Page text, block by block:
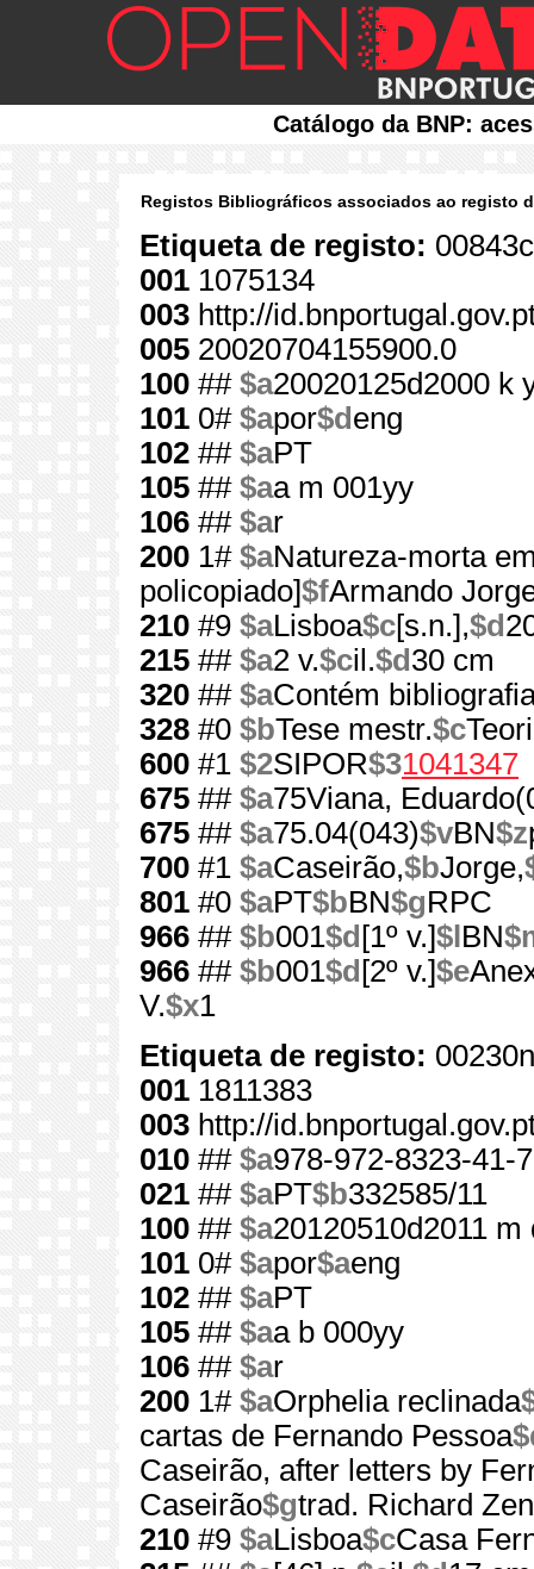
Catálogo da BNP:
Registos Bibliográficos associados ao registo
Etiqueta de registo:
001 1075134
003 http://
005 20020704155900.0
100 ## $a20020125d2000 k
101 0# $apor$d eng
102 ## $aPT
105 ## $aa m 001yy
106 ## $ar
200 1# $aNatureza-morta
policopiado]$fArmando
210 #9 $aLisboa$c[s.n.],$d
215 ## $a2 v.$cil.$d 30 cm
320 ## $aContém
328 #0 $bTese mestr.$c
600 #1 $2SIPOR$31041347
675 ## $a75Viana,
675 ## $a75.04(043)$vBN$z
700 #1 $aCaseirão,$bJorge,
801 #0 $aPT$bBN$gRPC
966 ## $b001$d [1º v.]$l BN
966 ## $b001$d [2º v.]$e
V.$x1
Etiqueta de registo:
001 1811383
003 http://
010 ## $a978-972-8323-41-7
021 ## $aPT$b332585/11
100 ## $a20120510d2011
101 0# $apor$aeng
102 ## $aPT
105 ## $aa b 000yy
106 ## $ar
200 1# $aOrphelia reclinada
cartas de Fernando Pessoa
Caseirão, after letters by
Caseirão$gtrad. Richard
210 #9 $aLisboa$cCasa